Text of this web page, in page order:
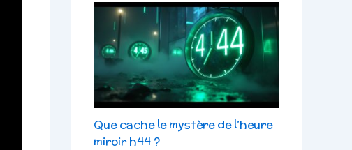
Que cache le mystère de l’heure
miroir h44 ?